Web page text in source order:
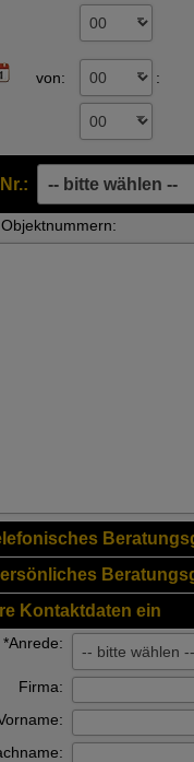
von: :
Kontaktdaten ein
*Anrede:
Firma: